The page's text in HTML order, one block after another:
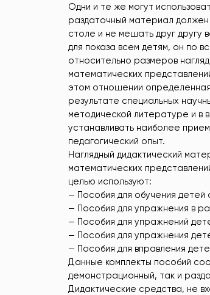
Одни и те же могут
раздаточный материал
столе и не мешать друг другу
для показа всем детям, он по
относительно размеров
математических
этом отношении
результате специальных
методической литературе и в
устанавливать наиболее
педагогический опыт.
Наглядный дидактический
математических
целью используют:
— Пособия для обучения детей
— Пособия для упражнения в
— Пособия для упражнений
— Пособия для упражнения
— Пособия для вправления
Данные комплекты пособий
демонстрационный, так и
Дидактические средства, не